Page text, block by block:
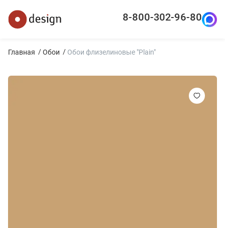
8-800-302-96-80
Главная Обои Обои флизелиновые "Plain"